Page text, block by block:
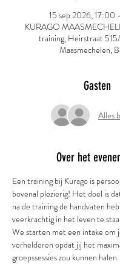
15 sep 2026, 17:00
KURAGO
training, Heirstraat
Maasmechelen,
Gasten
Alles
Over het
Een training bij Kurago is
bovenal plezierig! Het doel is
na de training de handvaten
veerkrachtig in het leven te
We starten met een intake om
verhelderen opdat jij het
groepssessies zou kunnen halen.